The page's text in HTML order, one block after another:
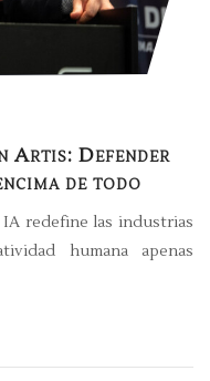
Artis: Defender
de todo
redefine las industrias
humana apenas